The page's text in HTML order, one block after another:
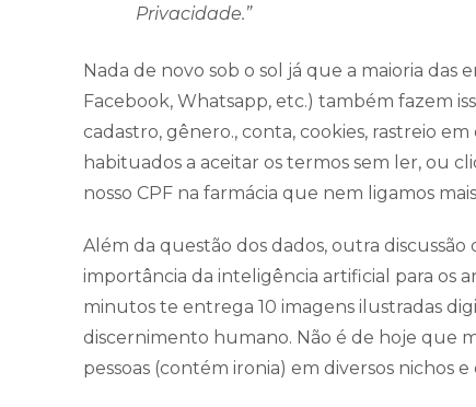
Privacidade.”
Nada de novo sob o sol já que a maioria das
Facebook, Whatsapp, etc.) também fazem
cadastro, gênero., conta, cookies, rastreio
habituados a aceitar os termos sem ler, ou
nosso CPF na farmácia que nem ligamos
Além da questão dos dados, outra
importância da inteligência artificial para os
minutos te entrega 10 imagens ilustradas
discernimento humano. Não é de hoje que
pessoas (contém ironia) em diversos nichos